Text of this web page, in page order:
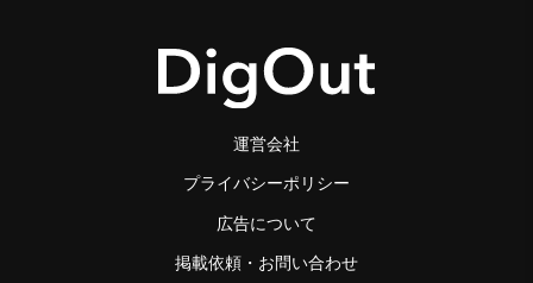
運営会社
プライバシーポリシー
広告について
掲載依頼・お問い合わせ